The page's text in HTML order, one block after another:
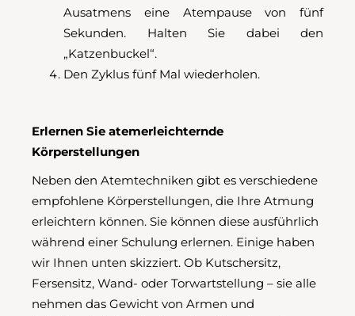
Ausatmens eine Atempause von fünf
Sekunden. Halten Sie dabei den
„Katzenbuckel“.
Den Zyklus fünf Mal wiederholen.
Erlernen Sie atemerleichternde
Körperstellungen
Neben den Atemtechniken gibt es verschiedene
empfohlene Körperstellungen, die Ihre Atmung
erleichtern können. Sie können diese ausführlich
während einer Schulung erlernen. Einige haben
wir Ihnen unten skizziert. Ob Kutschersitz,
Fersensitz, Wand- oder Torwartstellung – sie alle
nehmen das Gewicht von Armen und